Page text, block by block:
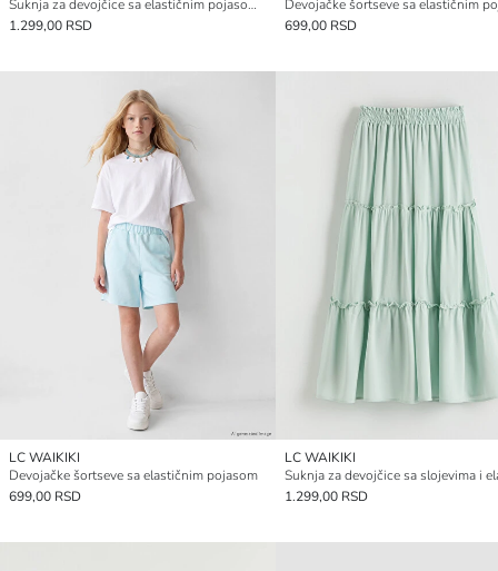
Suknja za devojčice sa elastičnim pojasom i cvetnim dezenom
1.299,00 RSD
Devojačke šortseve sa elastičnim
699,00 RSD
LC WAIKIKI
Devojačke šortseve sa elastičnim pojasom
699,00 RSD
LC WAIKIKI
1.299,00 RSD